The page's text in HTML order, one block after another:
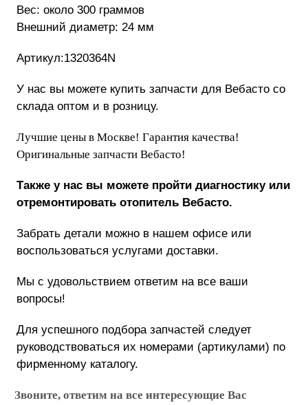
Вес: около 300 граммов
Внешний диаметр: 24 мм
Артикул:1320364N
У нас вы можете купить запчасти для Вебасто со
склада оптом и в розницу.
Лучшие цены в Москве! Гарантия качества!
Оригинальные запчасти Вебасто!
Также у нас вы можете пройти диагностику или
отремонтировать отопитель Вебасто.
Забрать детали можно в нашем офисе или
воспользоваться услугами доставки.
Мы с удовольствием ответим на все ваши
вопросы!
Для успешного подбора запчастей следует
руководствоваться их номерами (артикулами) по
фирменному каталогу.
Звоните, ответим на все интересующие Вас